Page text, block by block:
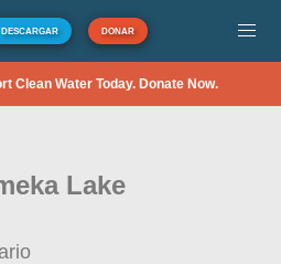
DESCARGAR DONAR
Clean Water Today. Donate Now.
Lake